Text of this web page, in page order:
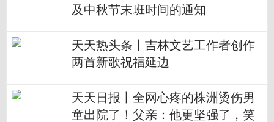
及中秋节末班时间的通知
天天热头条丨吉林文艺工作者创作
两首新歌祝福延边
天天日报丨全网心疼的株洲烫伤男
童出院了！父亲：他更坚强了，笑